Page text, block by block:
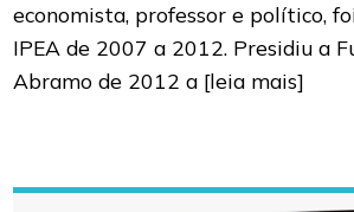
economista, professor e político,
IPEA de 2007 a 2012. Presidiu a
Abramo de 2012 a [leia mais]